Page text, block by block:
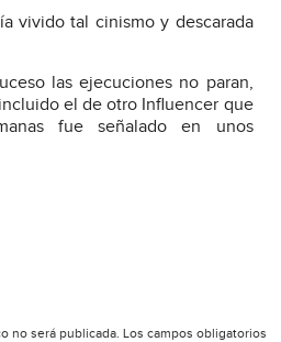
vivido tal cinismo y descarada
las ejecuciones no paran,
el de otro Influencer que
fue señalado en unos
no será publicada. Los campos obligatorios